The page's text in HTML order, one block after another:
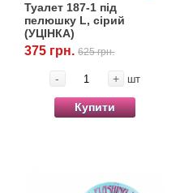
Туалет 187-1 під
пелюшку L, сірий
(УЦІНКА)
375 грн.625 грн.
- + шт
Купити